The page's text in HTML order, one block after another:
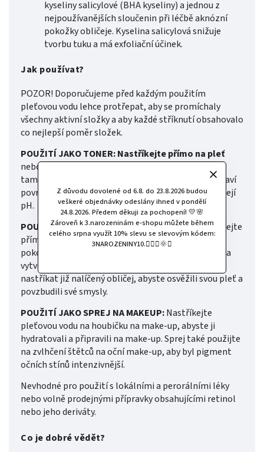
Z důvodu dovolené od 6.8. do 23.8.2026 budou
veškeré objednávky odeslány ihned v pondělí
24.8.2026. Předem děkuji za pochopení! 💛🌸
Zároveň k 3.narozeninám e-shopu můžete během
celého srpna využít 10% slevu se slevovým kódem:
3NAROZENINY10.🧚🏻‍♀️🌞✨
kyseliny salicylové (BHA kyseliny) a jednou z
nejpoužívanějších sloučenin při léčbě aknózní
pokožky obličeje. Kyselina salicylová snižuje
tvorbu tuku a má exfoliační účinek.
Jak používat?
POZOR! Doporučujeme před každým použitím
pleťovou vodu lehce protřepat, aby se promíchaly
všechny aktivní složky a aby každé stříknutí obsahovalo
co nejlepší poměr složek.
POUŽITÍ JAKO TONER: Nastříkejte přímo na pleť
nebo nejprve nastříkejte na vatový tampon a poté
tamponem masírujte celý obličej. Tím se obličej zbaví
povrchových nečistot a pleť se zklidní a vyrovná se její
pH.
POUŽITÍ JAKO OSVĚŽOVAČ:Pleťovou vodu nastříkejte
přímo na obličej, abyste obnovili obranyschopnost
pokožky. Pleťovou vodu lze aplikovat pod make-up a
vytvořit tak čirý základ pro make-up. Můžete také
nastříkat již nalíčený obličej, abyste osvěžili svou pleť a
povzbudili své smysly.
POUŽITÍ JAKO SPREJ NA MAKEUP:Nastříkejte
pleťovou vodu na houbičku na make-up, abyste ji
hydratovali a připravili na make-up. Sprej také použijte
na zvlhčení štětců na oční make-up, aby byl pigment
očních stínů intenzivnější.
Nevhodné pro použití s lokálními a perorálními léky
nebo volně prodejnými přípravky obsahujícími retinol
nebo jeho deriváty.
Co je dobré vědět?